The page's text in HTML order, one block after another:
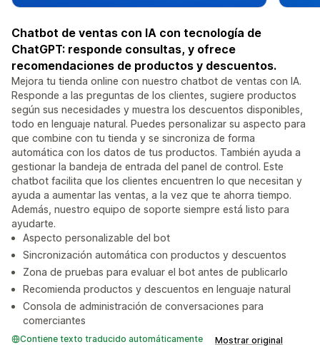
Chatbot de ventas con IA con tecnología de
ChatGPT: responde consultas, y ofrece
recomendaciones de productos y descuentos.
Mejora tu tienda online con nuestro chatbot de ventas con IA.
Responde a las preguntas de los clientes, sugiere productos
según sus necesidades y muestra los descuentos disponibles,
todo en lenguaje natural. Puedes personalizar su aspecto para
que combine con tu tienda y se sincroniza de forma
automática con los datos de tus productos. También ayuda a
gestionar la bandeja de entrada del panel de control. Este
chatbot facilita que los clientes encuentren lo que necesitan y
ayuda a aumentar las ventas, a la vez que te ahorra tiempo.
Además, nuestro equipo de soporte siempre está listo para
ayudarte.
Aspecto personalizable del bot
Sincronización automática con productos y descuentos
Zona de pruebas para evaluar el bot antes de publicarlo
Recomienda productos y descuentos en lenguaje natural
Consola de administración de conversaciones para
comerciantes
Contiene texto traducido automáticamente Mostrar original